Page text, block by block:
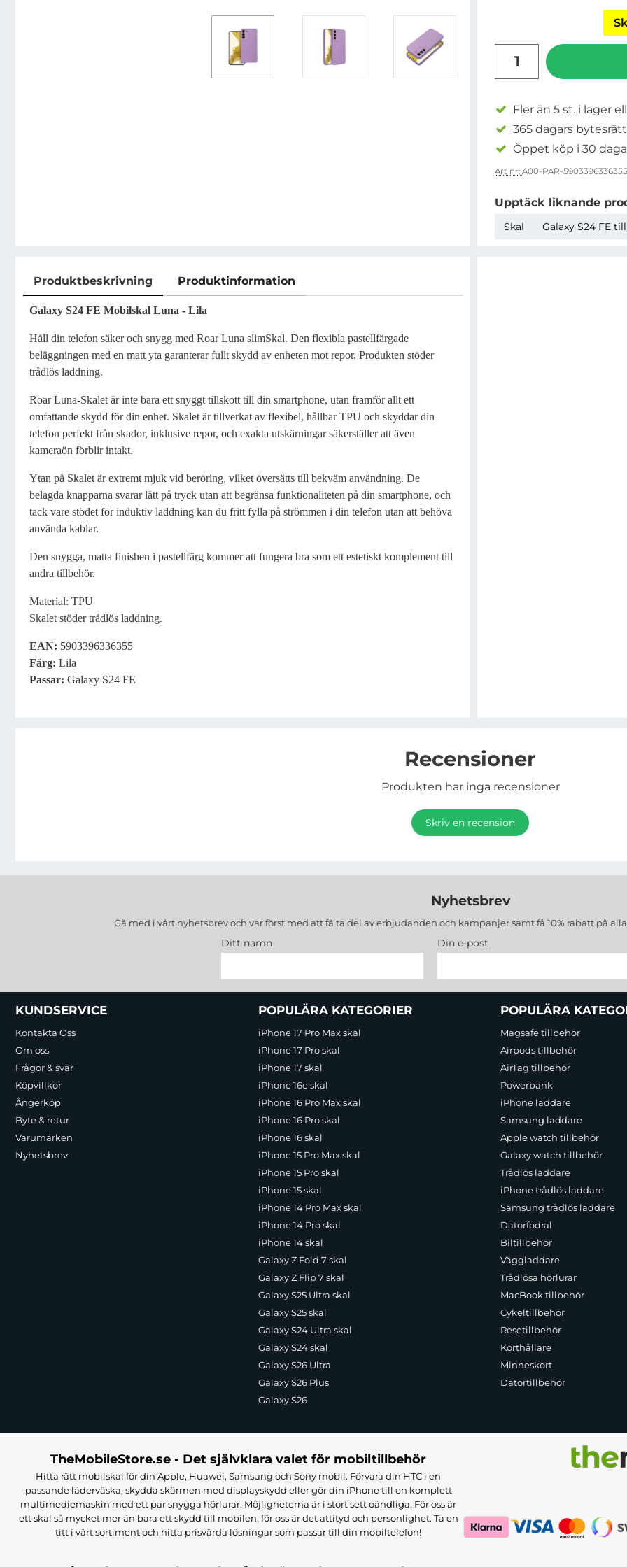
Fler än 5 st. i lager
365 dagars bytesrätt
Öppet köp i 30
Art nr: A00-PAR-5903396336355
Upptäck liknande
Skal Galaxy S24 FE
Produktbeskrivning Produktinformation
Produktbeskrivning
Galaxy S24 FE Mobilskal Luna - Lila
Håll din telefon säker och snygg med Roar Luna slimSkal. Den flexibla pastellfärgade
beläggningen med en matt yta garanterar fullt skydd av enheten mot repor. Produkten stöder
trådlös laddning.
Roar Luna-Skalet är inte bara ett snyggt tillskott till din smartphone, utan framför allt ett
omfattande skydd för din enhet. Skalet är tillverkat av flexibel, hållbar TPU och skyddar din
telefon perfekt från skador, inklusive repor, och exakta utskärningar säkerställer att även
kameraön förblir intakt.
Ytan på Skalet är extremt mjuk vid beröring, vilket översätts till bekväm användning. De
belagda knapparna svarar lätt på tryck utan att begränsa funktionaliteten på din smartphone, och
tack vare stödet för induktiv laddning kan du fritt fylla på strömmen i din telefon utan att behöva
använda kablar.
Den snygga, matta finishen i pastellfärg kommer att fungera bra som ett estetiskt komplement till
andra tillbehör.
Material: TPU
Skalet stöder trådlös laddning.
EAN: 5903396336355
Färg: Lila
Passar: Galaxy S24 FE
Recensioner
Produkten har inga recensioner
Skriv en recension
Nyhetsbrev
Gå med i vårt nyhetsbrev och var först med att få ta del av erbjudanden och kampanjer samt få 10% rabatt på alla
Ditt namn Din e-post
Sidfot Blandad info och länkar
KUNDSERVICE
Kontakta Oss
Om oss
Frågor & svar
Köpvillkor
Ångerköp
Byte & retur
Varumärken
Nyhetsbrev
POPULÄRA KATEGORIER
iPhone 17 Pro Max skal
iPhone 17 Pro skal
iPhone 17 skal
iPhone 16e skal
iPhone 16 Pro Max skal
iPhone 16 Pro skal
iPhone 16 skal
iPhone 15 Pro Max skal
iPhone 15 Pro skal
iPhone 15 skal
iPhone 14 Pro Max skal
iPhone 14 Pro skal
iPhone 14 skal
Galaxy Z Fold 7 skal
Galaxy Z Flip 7 skal
Galaxy S25 Ultra skal
Galaxy S25 skal
Galaxy S24 Ultra skal
Galaxy S24 skal
Galaxy S26 Ultra
Galaxy S26 Plus
Galaxy S26
POPULÄRA
Magsafe tillbehör
Airpods tillbehör
AirTag tillbehör
Powerbank
iPhone laddare
Samsung laddare
Apple watch tillbehör
Galaxy watch tillbehör
Trådlös laddare
iPhone trådlös laddare
Samsung trådlös laddare
Datorfodral
Biltillbehör
Väggladdare
Trådlösa hörlurar
MacBook tillbehör
Cykeltillbehör
Resetillbehör
Korthållare
Minneskort
Datortillbehör
TheMobileStore.se - Det självklara valet för mobiltillbehör
Hitta rätt mobilskal för din Apple, Huawei, Samsung och Sony mobil. Förvara din HTC i en
passande läderväska, skydda skärmen med displayskydd eller gör din iPhone till en komplett
multimediemaskin med ett par snygga hörlurar. Möjligheterna är i stort sett oändliga. För oss är
ett skal så mycket mer än bara ett skydd till mobilen, för oss är det attityd och personlighet. Ta en
titt i vårt sortiment och hitta prisvärda lösningar som passar till din mobiltelefon!